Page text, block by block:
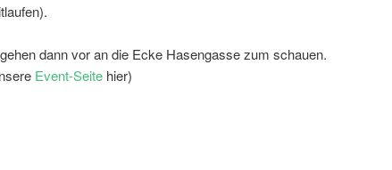
dann vor an die Ecke Hasengasse zum schauen.
Event-Seite hier)